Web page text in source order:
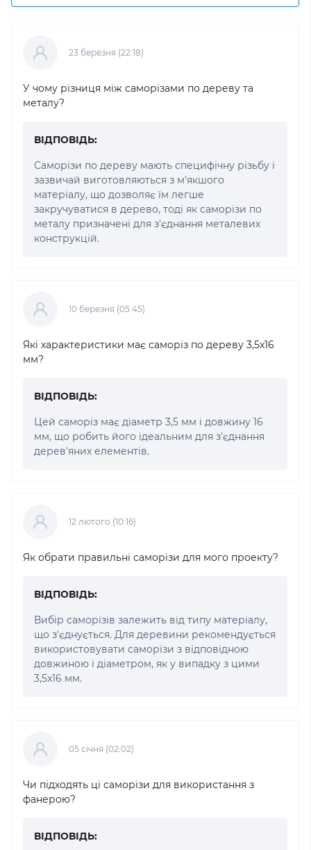
23 березня (22:18)
У чому різниця між саморізами по дереву та
металу?
ВІДПОВІДЬ:
Саморізи по дереву мають специфічну різьбу і
зазвичай виготовляються з м'якшого
матеріалу, що дозволяє їм легше
закручуватися в дерево, тоді як саморізи по
металу призначені для з'єднання металевих
конструкцій.
10 березня (05:45)
Які характеристики має саморіз по дереву 3,5x16
мм?
ВІДПОВІДЬ:
Цей саморіз має діаметр 3,5 мм і довжину 16
мм, що робить його ідеальним для з'єднання
дерев'яних елементів.
12 лютого (10:16)
Як обрати правильні саморізи для мого проекту?
ВІДПОВІДЬ:
Вибір саморізів залежить від типу матеріалу,
що з'єднується. Для деревини рекомендується
використовувати саморізи з відповідною
довжиною і діаметром, як у випадку з цими
3,5x16 мм.
05 cічня (02:02)
Чи підходять ці саморізи для використання з
фанерою?
ВІДПОВІДЬ: